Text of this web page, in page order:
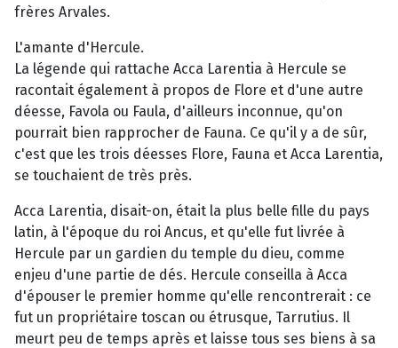
frères Arvales.
L'amante d'Hercule.
La légende qui rattache Acca Larentia à Hercule se
racontait également à propos de Flore et d'une autre
déesse, Favola ou Faula, d'ailleurs inconnue, qu'on
pourrait bien rapprocher de Fauna. Ce qu'il y a de sûr,
c'est que les trois déesses Flore, Fauna et Acca Larentia,
se touchaient de très près.
Acca Larentia, disait-on, était la plus belle fille du pays
latin, à l'époque du roi Ancus, et qu'elle fut livrée à
Hercule par un gardien du temple du dieu, comme
enjeu d'une partie de dés. Hercule conseilla à Acca
d'épouser le premier homme qu'elle rencontrerait : ce
fut un propriétaire toscan ou étrusque, Tarrutius. Il
meurt peu de temps après et laisse tous ses biens à sa